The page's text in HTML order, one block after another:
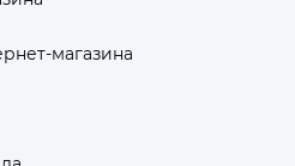
магазина